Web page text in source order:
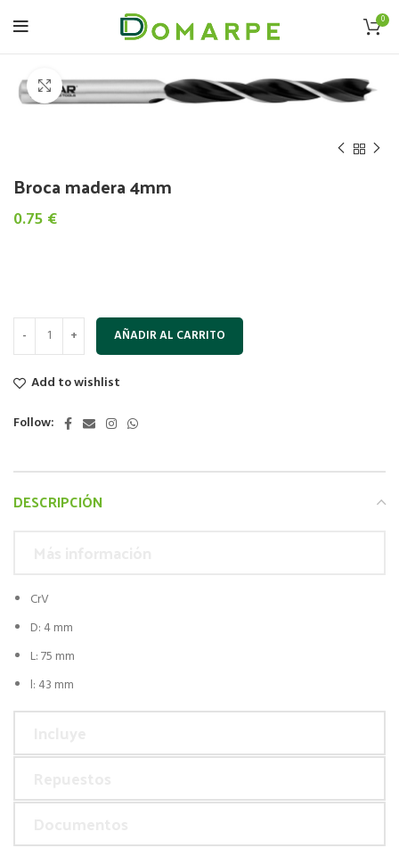
0
Click to enlarge
Broca madera 4mm
0.75 €
AÑADIR AL CARRITO
Add to wishlist
Follow:
DESCRIPCIÓN
CrV
D: 4 mm
L: 75 mm
l: 43 mm